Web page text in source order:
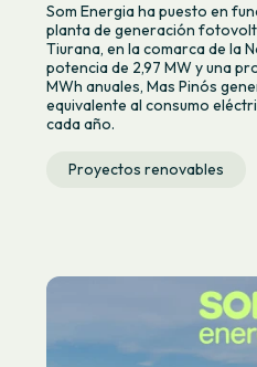
Som Energia ha puesto en
planta de generación
Tiurana, en la comarca de la
potencia de 2,97 MW y una
MWh anuales, Mas Pinós
equivalente al consumo
cada año.
Proyectos renovables